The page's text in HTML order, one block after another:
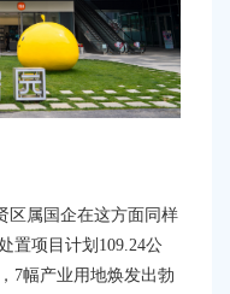
区属国企在这方面同样
置项目计划 109.24公
7幅产业用地焕发出勃